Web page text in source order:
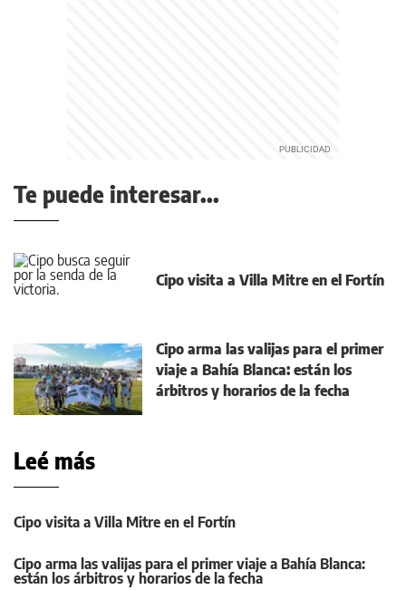
Te puede interesar...
Cipo visita a Villa Mitre en el Fortín
Cipo arma las valijas para el primer
viaje a Bahía Blanca: están los
árbitros y horarios de la fecha
Leé más
Cipo visita a Villa Mitre en el Fortín
Cipo arma las valijas para el primer viaje a Bahía Blanca:
están los árbitros y horarios de la fecha